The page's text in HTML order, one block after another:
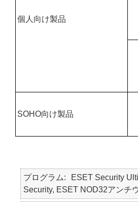
個人向け製品
SOHO向け製品
プログラム
ESET Security
Security, ESET NOD32アンチ